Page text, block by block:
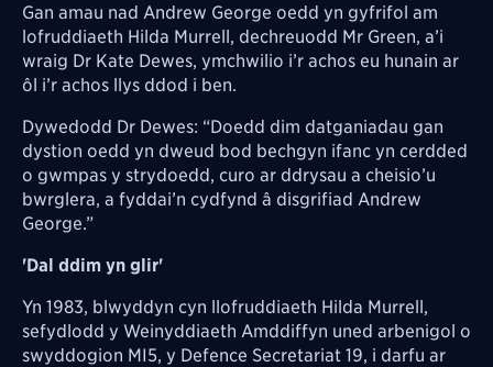
Gan amau nad Andrew George oedd yn gyfrifol am
lofruddiaeth Hilda Murrell, dechreuodd Mr Green, a’i
wraig Dr Kate Dewes, ymchwilio i’r achos eu hunain ar
ôl i’r achos llys ddod i ben.
Dywedodd Dr Dewes: “Doedd dim datganiadau gan
dystion oedd yn dweud bod bechgyn ifanc yn cerdded
o gwmpas y strydoedd, curo ar ddrysau a cheisio’u
bwrglera, a fyddai’n cydfynd â disgrifiad Andrew
George.”
'Dal ddim yn glir'
Yn 1983, blwyddyn cyn llofruddiaeth Hilda Murrell,
sefydlodd y Weinyddiaeth Amddiffyn uned arbenigol o
swyddogion MI5, y Defence Secretariat 19, i darfu ar